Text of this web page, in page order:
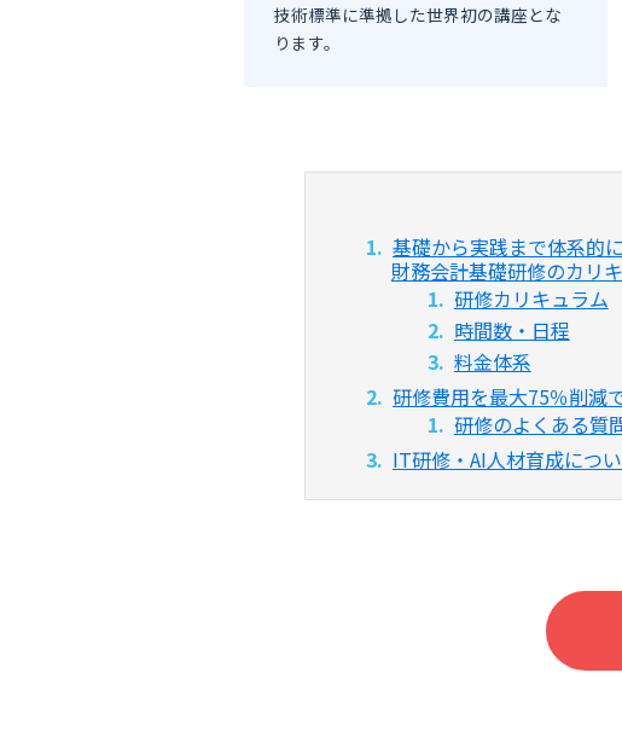
技術標準に準拠した世界初の講座とな
ります。
基礎から実践まで体系的
財務会計基礎研修のカリ
研修カリキュラム
時間数・日程
料金体系
研修費用を最大75％削減
研修のよくある質
IT研修・AI人材育成につ